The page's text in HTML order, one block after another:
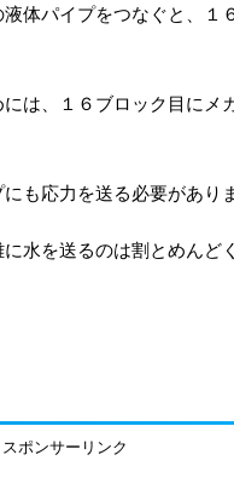
体パイプをつなぐと、１
は、１６ブロック目にメ
も応力を送る必要がありま
水を送るのは割とめんど
スポンサーリンク